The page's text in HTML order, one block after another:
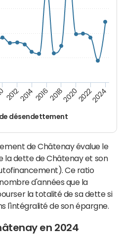
désendettement
2012201420162018202020222024
de Châtenay évalue le
la dette de Châtenay et son
Ce ratio
d'années que la
la totalité de sa dette si
l'intégralité de son épargne.
en 2024